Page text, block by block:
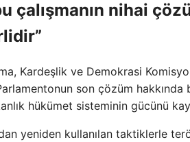
çalışmanın nihai
Kardeşlik ve Demokrasi
son çözüm
hükümet sisteminin gücünü
yeniden kullanılan taktiklerle